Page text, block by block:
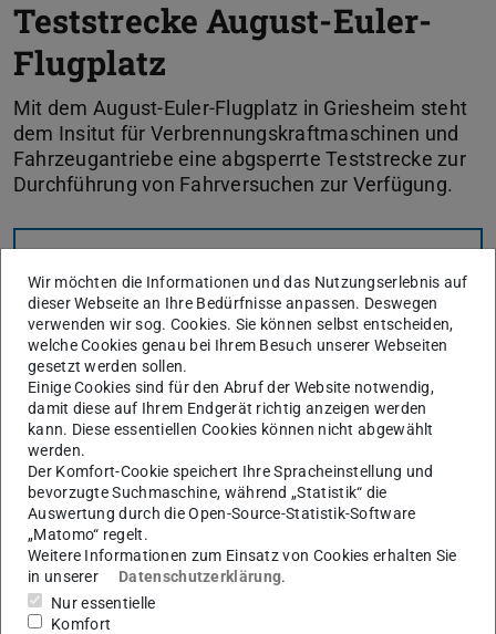
Teststrecke August-Euler-
Flugplatz
Mit dem August-Euler-Flugplatz in Griesheim steht
dem Insitut für Verbrennungskraftmaschinen und
Fahrzeugantriebe eine abgsperrte Teststrecke zur
Durchführung von Fahrversuchen zur Verfügung.
KONTAKT
Wir möchten die Informationen und das Nutzungserlebnis auf
dieser Webseite an Ihre Bedürfnisse anpassen. Deswegen
verwenden wir sog. Cookies. Sie können selbst entscheiden,
welche Cookies genau bei Ihrem Besuch unserer Webseiten
gesetzt werden sollen.
Einige Cookies sind für den Abruf der Website notwendig,
damit diese auf Ihrem Endgerät richtig anzeigen werden
kann. Diese essentiellen Cookies können nicht abgewählt
werden.
Der Komfort-Cookie speichert Ihre Spracheinstellung und
bevorzugte Suchmaschine, während „Statistik“ die
Auswertung durch die Open-Source-Statistik-Software
„Matomo“ regelt.
Weitere Informationen zum Einsatz von Cookies erhalten Sie
in unserer
Datenschutzerklärung.
Nur essentielle
Komfort